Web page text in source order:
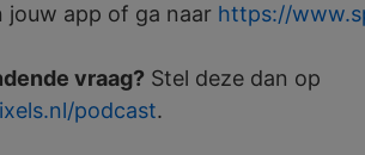
jouw app of ga naar https://
vraag?Stel deze dan op
podcast.